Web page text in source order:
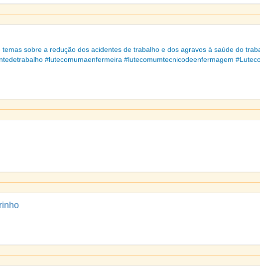
temas sobre a redução dos acidentes de trabalho e dos agravos à saúde do
#lutecomumaenfermeira #lutecomumtecnicodeenfermagem